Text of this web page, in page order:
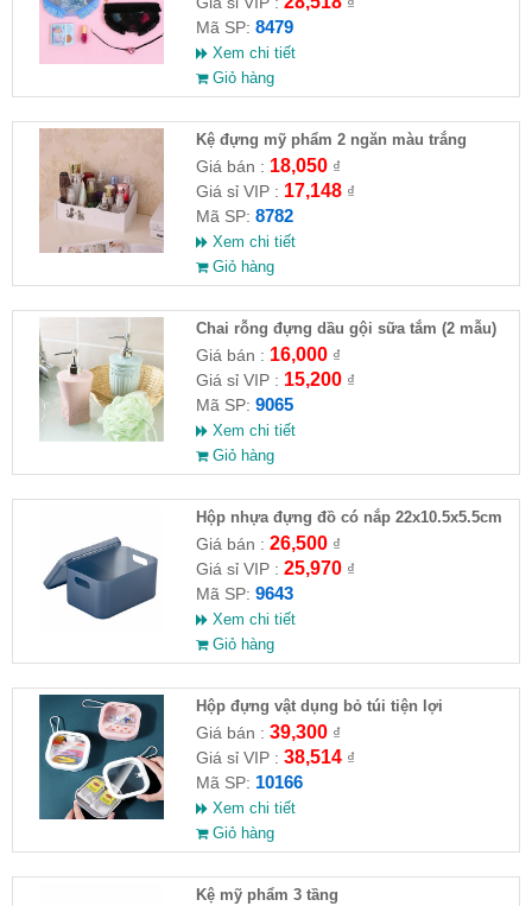
Mã SP: 8479
Xem chi tiết
Giỏ hàng
Kệ đựng mỹ phẩm 2 ngăn màu trắng
Giá bán : 18,050₫
Giá sỉ VIP : 17,148₫
Mã SP: 8782
Xem chi tiết
Giỏ hàng
Chai rỗng đựng dầu gội sữa tắm (2 mẫu)
Giá bán : 16,000₫
Giá sỉ VIP : 15,200₫
Mã SP: 9065
Xem chi tiết
Giỏ hàng
Hộp nhựa đựng đồ có nắp 22x10.5x5.5cm
Giá bán : 26,500₫
Giá sỉ VIP : 25,970₫
Mã SP: 9643
Xem chi tiết
Giỏ hàng
Hộp đựng vật dụng bỏ túi tiện lợi
Giá bán : 39,300₫
Giá sỉ VIP : 38,514₫
Mã SP: 10166
Xem chi tiết
Giỏ hàng
Kệ mỹ phẩm 3 tầng